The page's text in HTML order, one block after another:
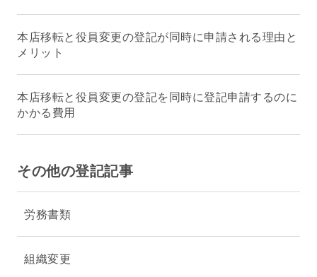
本店移転と役員変更の登記が同時に申請される理由と
メリット
本店移転と役員変更の登記を同時に登記申請するのに
かかる費用
その他の登記記事
労務書類
組織変更